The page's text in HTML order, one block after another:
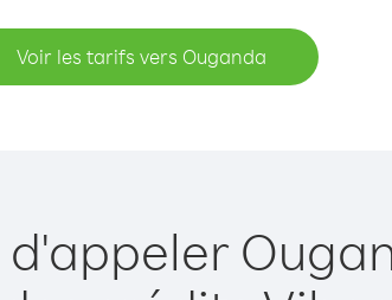
Voir les tarifs vers Ouganda